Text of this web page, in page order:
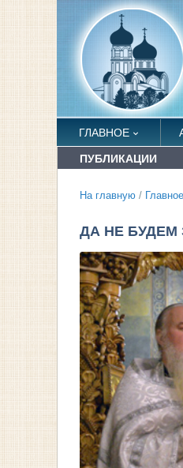
ГЛАВНОЕ
ПУБЛИКАЦИИ
На главную / Главное
ДА НЕ